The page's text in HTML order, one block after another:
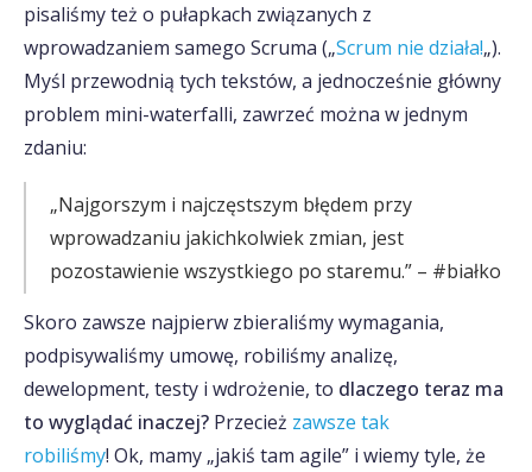
pisaliśmy też o pułapkach związanych z
wprowadzaniem samego Scruma („Scrum nie działa!„).
Myśl przewodnią tych tekstów, a jednocześnie główny
problem mini-waterfalli, zawrzeć można w jednym
zdaniu:
„Najgorszym i najczęstszym błędem przy
wprowadzaniu jakichkolwiek zmian, jest
pozostawienie wszystkiego po staremu.” – #białko
Skoro zawsze najpierw zbieraliśmy wymagania,
podpisywaliśmy umowę, robiliśmy analizę,
dewelopment, testy i wdrożenie, to dlaczego teraz ma
to wyglądać inaczej? Przecież zawsze tak
robiliśmy! Ok, mamy „jakiś tam agile” i wiemy tyle, że